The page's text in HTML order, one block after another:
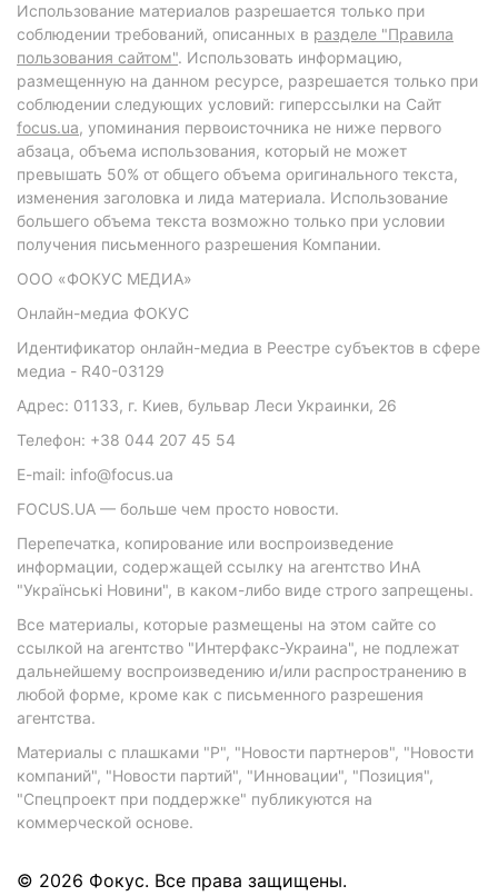
Использование материалов разрешается только при
соблюдении требований, описанных в разделе "Правила
пользования сайтом". Использовать информацию,
размещенную на данном ресурсе, разрешается только при
соблюдении следующих условий: гиперссылки на Сайт
focus.ua, упоминания первоисточника не ниже первого
абзаца, объема использования, который не может
превышать 50% от общего объема оригинального текста,
изменения заголовка и лида материала. Использование
большего объема текста возможно только при условии
получения письменного разрешения Компании.
ООО «ФОКУС МЕДИА»
Онлайн-медиа ФОКУС
Идентификатор онлайн-медиа в Реестре субъектов в сфере
медиа - R40-03129
Адрес: 01133, г. Киев, бульвар Леси Украинки, 26
Телефон: +38 044 207 45 54
E-mail: info@focus.ua
FOCUS.UA — больше чем просто новости.
Перепечатка, копирование или воспроизведение
информации, содержащей ссылку на агентство ИнА
"Українські Новини", в каком-либо виде строго запрещены.
Все материалы, которые размещены на этом сайте со
ссылкой на агентство "Интерфакс-Украина", не подлежат
дальнейшему воспроизведению и/или распространению в
любой форме, кроме как с письменного разрешения
агентства.
Материалы с плашками "Р", "Новости партнеров", "Новости
компаний", "Новости партий", "Инновации", "Позиция",
"Спецпроект при поддержке" публикуются на
коммерческой основе.
© 2026 Фокус. Все права защищены.